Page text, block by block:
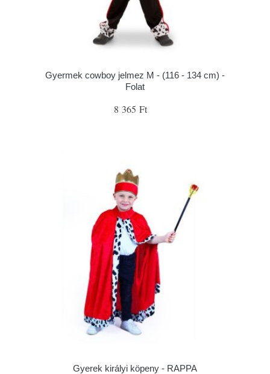
Gyermek cowboy jelmez M - (116 - 134 cm) -
Folat
8 365 Ft
Gyerek királyi köpeny - RAPPA